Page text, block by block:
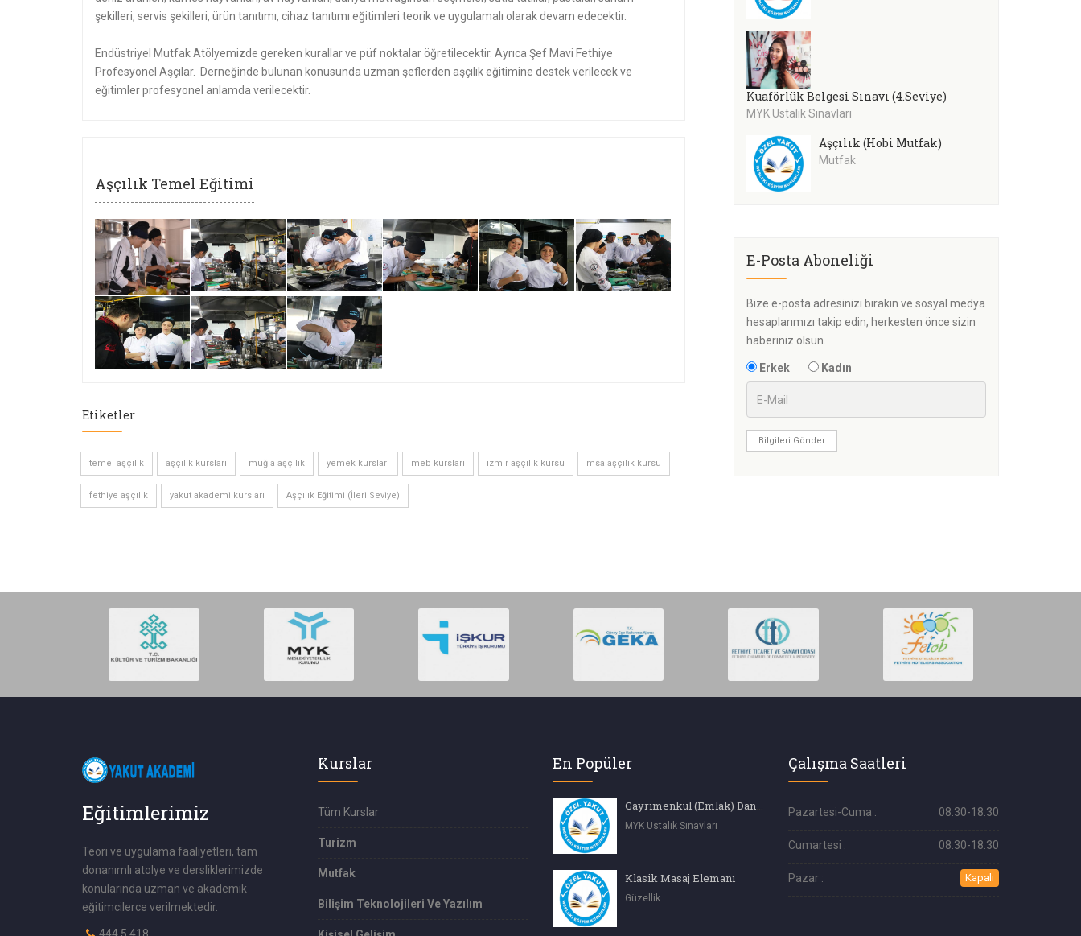
şekilleri, servis şekilleri, ürün tanıtımı, cihaz tanıtımı eğitimleri teorik ve uygulamalı olarak devam edecektir.
Endüstriyel Mutfak Atölyemizde gereken kurallar ve püf noktalar öğretilecektir. Ayrıca Şef Mavi Fethiye
Profesyonel Aşçılar. Derneğinde bulunan konusunda uzman şeflerden aşçılık eğitimine destek verilecek ve
eğitimler profesyonel anlamda verilecektir.
Aşçılık Temel Eğitimi
Etiketler
temel aşçılık aşçılık kursları muğla aşçılık yemek kursları meb kursları izmir aşçılık kursu msa aşçılık kursu
fethiye aşçılık yakut akademi kursları Aşçılık Eğitimi (İleri Seviye)
Kuaförlük Belgesi Sınavı (4.Seviye)
MYK Ustalık Sınavları
Aşçılık (Hobi Mutfak)
Mutfak
E-Posta Aboneliği
Bize e-posta adresinizi bırakın ve sosyal medya
hesaplarımızı takip edin, herkesten önce sizin
haberiniz olsun.
Erkek Kadın
Bilgileri Gönder
Eğitimlerimiz
Teori ve uygulama faaliyetleri, tam
donanımlı atolye ve dersliklerimizde
konularında uzman ve akademik
eğitimcilerce verilmektedir.
444 5 418
Kurslar
Tüm Kurslar
Turizm
Mutfak
Bilişim Teknolojileri Ve Yazılım
En Popüler
MYK Ustalık Sınavları
Klasik Masaj Elemanı
Güzellik
Çalışma Saatleri
Pazartesi-Cuma : 08:30-18:30
Cumartesi : 08:30-18:30
Pazar : Kapalı